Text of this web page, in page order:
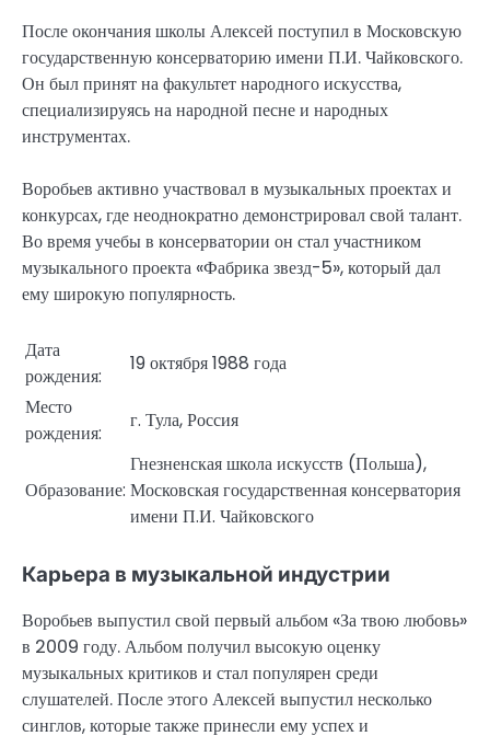
После окончания школы Алексей поступил в Московскую
государственную консерваторию имени П.И. Чайковского.
Он был принят на факультет народного искусства,
специализируясь на народной песне и народных
инструментах.
Воробьев активно участвовал в музыкальных проектах и
конкурсах, где неоднократно демонстрировал свой талант.
Во время учебы в консерватории он стал участником
музыкального проекта «Фабрика звезд-5», который дал
ему широкую популярность.
Дата
рождения:
19 октября 1988 года
Место
рождения:
г. Тула, Россия
Образование:
Гнезненская школа искусств (Польша),
Московская государственная консерватория
имени П.И. Чайковского
Карьера в музыкальной индустрии
Воробьев выпустил свой первый альбом «За твою любовь»
в 2009 году. Альбом получил высокую оценку
музыкальных критиков и стал популярен среди
слушателей. После этого Алексей выпустил несколько
синглов, которые также принесли ему успех и